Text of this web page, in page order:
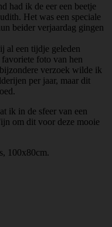
had ik de eer een beetje
Het was een speciale
beider verjaardag gingen
al een tijdje geleden
foto van hen
verzoek wilde ik
per jaar, maar dit
ik in de sfeer van een
om dit voor deze mooie
100x80cm.